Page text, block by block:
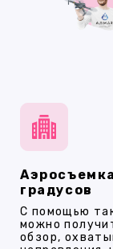
градусов
С помощью
можно
обзор,